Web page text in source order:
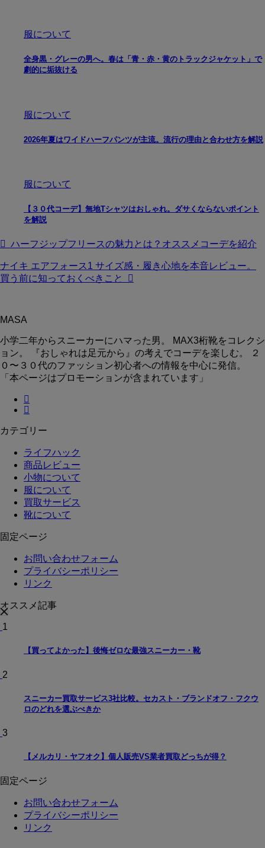
服について
全身黒・グレーの男へ。春は「青・赤・黄のトラックジャケット」で
劇的に垢抜ける
服について
2026年夏はワイドハーフパンツが主流。流行の理由と合わせ方を解説
服について
【３０代コーデ】無地Tシャツはおしゃれ。ダサくならないポイント
を解説
ハーフジップフリースの魅力とは？オススメコーデを紹介
ナイキ エアフォース1 サイズ感・履き心地を本音レビュー。
買う前に知っておくべきこと
MASA
小学二年からスニーカーにハマった男。 MAX3桁靴をコレクシ
ョン。 『おしゃれは足元から』の考えでコーデを楽しむ。 ２
０〜３０代のファッション初心者への情報を中心に発信。
「本ページはプロモーションが含まれています」
カテゴリー
ライフハック
商品レビュー
小物について
服について
買取サービス
靴について
固定ページ
お問い合わせフォーム
プライバシーポリシー
リンク
オススメ記事
1
【買ってよかった】後悔ゼロな最強スニーカー・靴
2
スニーカー買取サービス3社比較。セカスト・ブランドオフ・フクウ
ロのどれを選ぶべきか
3
【メルカリ・ヤフオク】個人販売VS業者買取どっちが得？
固定ページ
お問い合わせフォーム
プライバシーポリシー
リンク